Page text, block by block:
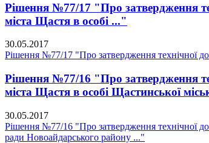
Рішення №77/17 "Про затвердження
міста Щастя в особі ..."
30.05.2017
Рішення №77/17 "Про затвердження технічної
Рішення №77/16 "Про затвердження
міста Щастя в особі Щастинської
30.05.2017
Рішення №77/16 "Про затвердження технічної
ради Новоайдарського району ..."